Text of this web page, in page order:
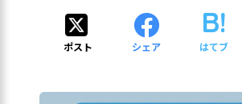
ポスト シェア はてブ